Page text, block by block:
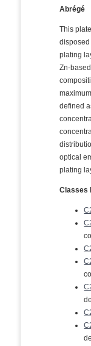
Abrégé
This
disposed
plating
Zn-
defined
optical
plating
Classes